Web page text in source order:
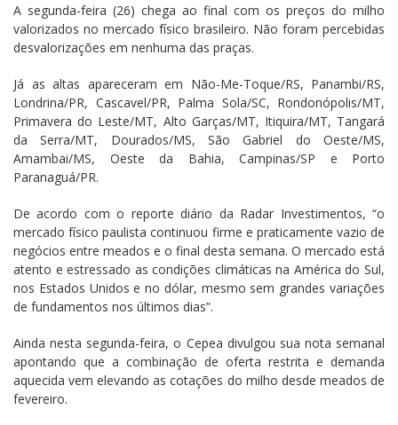
A segunda-feira (26) chega ao final com os preços do milho
valorizados no mercado físico brasileiro. Não foram percebidas
desvalorizações em nenhuma das praças.
Já as altas apareceram em Não-Me-Toque/RS, Panambi/RS,
Londrina/PR, Cascavel/PR, Palma Sola/SC, Rondonópolis/MT,
Primavera do Leste/MT, Alto Garças/MT, Itiquira/MT, Tangará
da Serra/MT, Dourados/MS, São Gabriel do Oeste/MS,
Amambai/MS, Oeste da Bahia, Campinas/SP e Porto
Paranaguá/PR.
De acordo com o reporte diário da Radar Investimentos, “o
mercado físico paulista continuou firme e praticamente vazio de
negócios entre meados e o final desta semana. O mercado está
atento e estressado as condições climáticas na América do Sul,
nos Estados Unidos e no dólar, mesmo sem grandes variações
de fundamentos nos últimos dias”.
Ainda nesta segunda-feira, o Cepea divulgou sua nota semanal
apontando que a combinação de oferta restrita e demanda
aquecida vem elevando as cotações do milho desde meados de
fevereiro.